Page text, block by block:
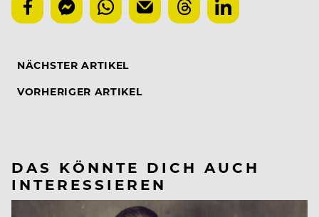
NÄCHSTER ARTIKEL
VORHERIGER ARTIKEL
DAS KÖNNTE DICH AUCH
INTERESSIEREN